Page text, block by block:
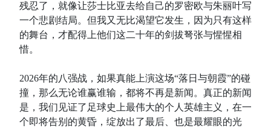
残忍了，就像让莎士比亚去给自己的罗密欧与朱丽叶写
一个悲剧结局。但我又无比渴望它发生，因为只有这样
的舞台，才配得上他们这二十年的剑拔弩张与惺惺相
惜。
2026年的八强战，如果真能上演这场“落日与朝霞”的碰
撞，那么无论谁赢谁输，都将不再是新闻。真正的新闻
是，我们见证了足球史上最伟大的个人英雄主义，在一
个即将告别的黄昏，绽放出了最后、也是最耀眼的光